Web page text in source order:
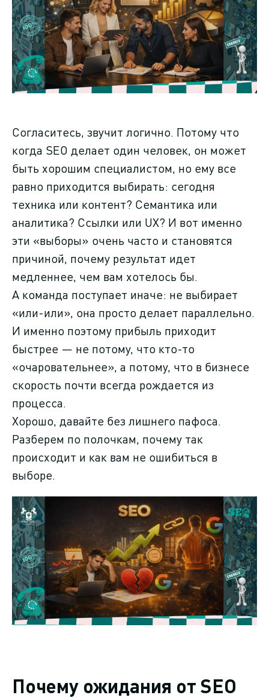
Согласитесь, звучит логично. Потому что
когда SEO делает один человек, он может
быть хорошим специалистом, но ему все
равно приходится выбирать: сегодня
техника или контент? Семантика или
аналитика? Ссылки или UX? И вот именно
эти «выборы» очень часто и становятся
причиной, почему результат идет
медленнее, чем вам хотелось бы.
А команда поступает иначе: не выбирает
«или-или», она просто делает параллельно.
И именно поэтому прибыль приходит
быстрее — не потому, что кто-то
«очаровательнее», а потому, что в бизнесе
скорость почти всегда рождается из
процесса.
Хорошо, давайте без лишнего пафоса.
Разберем по полочкам, почему так
происходит и как вам не ошибиться в
выборе.
Почему ожидания от SEO